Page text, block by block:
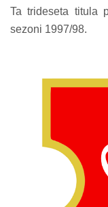
Ta trideseta titula
sezoni 1997/98.